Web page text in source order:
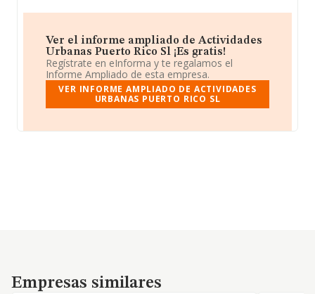
Ver el informe ampliado de Actividades
Urbanas Puerto Rico Sl ¡Es gratis!
Regístrate en eInforma y te regalamos el
Informe Ampliado de esta empresa.
VER INFORME AMPLIADO DE ACTIVIDADES
URBANAS PUERTO RICO SL
Empresas similares
Empresas similares